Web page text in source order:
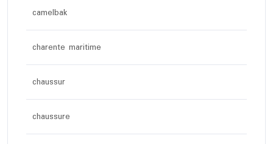
camelbak
charente maritime
chaussur
chaussure